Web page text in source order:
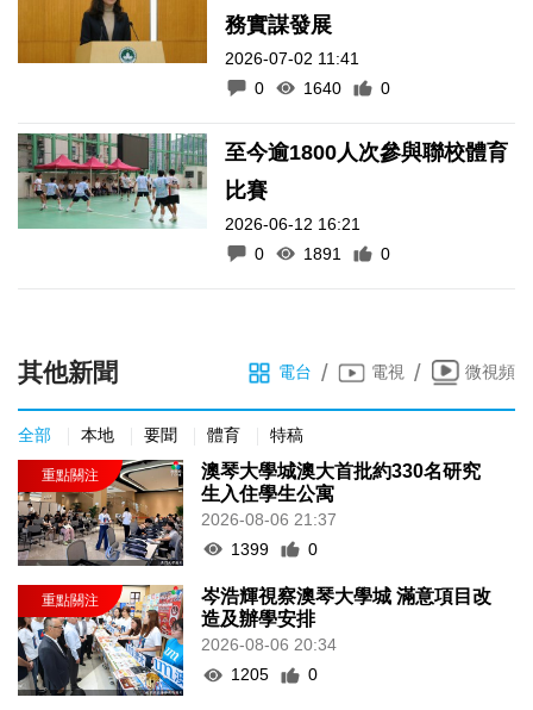
務實謀發展
2026-07-02 11:41
0
1640 0
至今逾1800人次參與聯校體育
比賽
2026-06-12 16:21
0
1891 0
其他新聞 電台 / 電視 / 微視頻
全部 本地 要聞 體育 特稿
澳琴大學城澳大首批約330名研究
生入住學生公寓
2026-08-06 21:37
1399
0
岑浩輝視察澳琴大學城 滿意項目改
造及辦學安排
2026-08-06 20:34
1205
0